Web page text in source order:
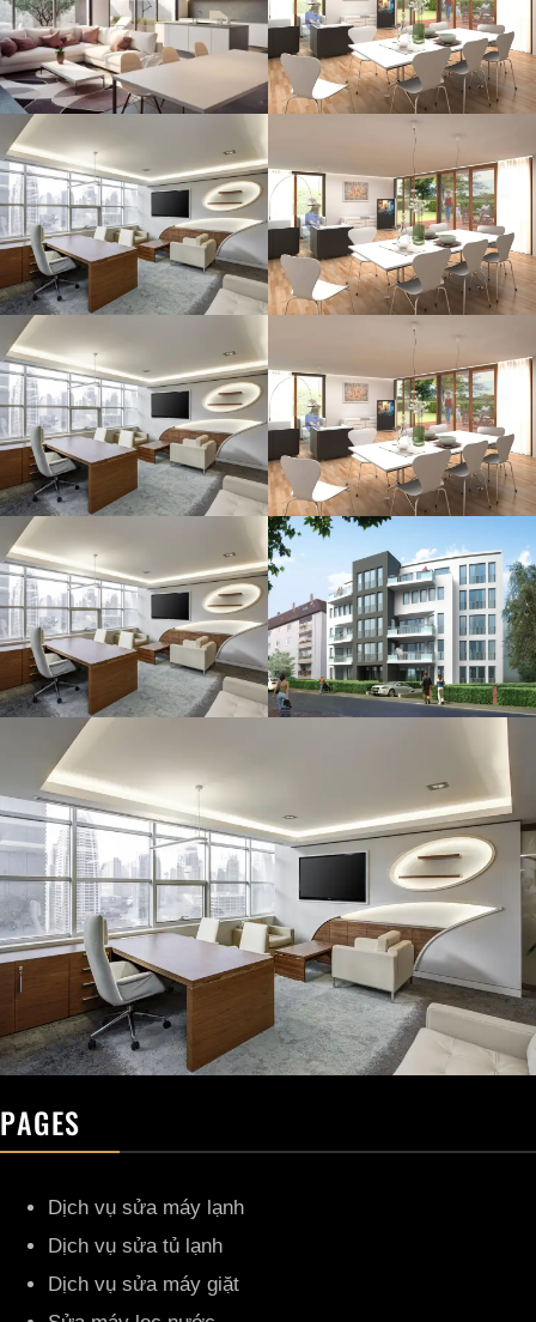
PAGES
Dịch vụ sửa máy lạnh
Dịch vụ sửa tủ lạnh
Dịch vụ sửa máy giặt